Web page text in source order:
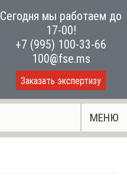
Сегодня мы работаем до
17-00!
+7 (995) 100-33-66
100@fse.ms
Заказать экспертизу
МЕНЮ